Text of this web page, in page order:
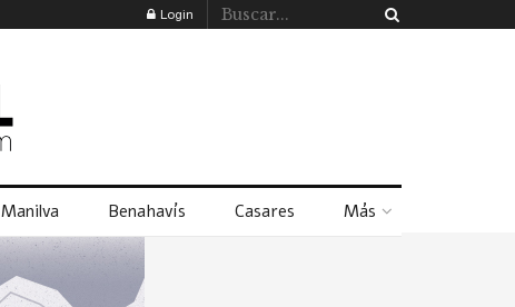
Login
Manilva Benahavís Casares Más